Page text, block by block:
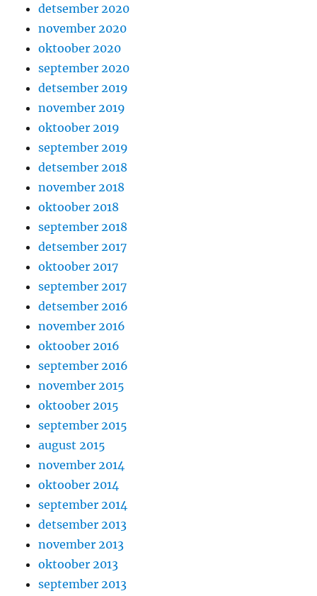
detsember 2020
november 2020
oktoober 2020
september 2020
detsember 2019
november 2019
oktoober 2019
september 2019
detsember 2018
november 2018
oktoober 2018
september 2018
detsember 2017
oktoober 2017
september 2017
detsember 2016
november 2016
oktoober 2016
september 2016
november 2015
oktoober 2015
september 2015
august 2015
november 2014
oktoober 2014
september 2014
detsember 2013
november 2013
oktoober 2013
september 2013